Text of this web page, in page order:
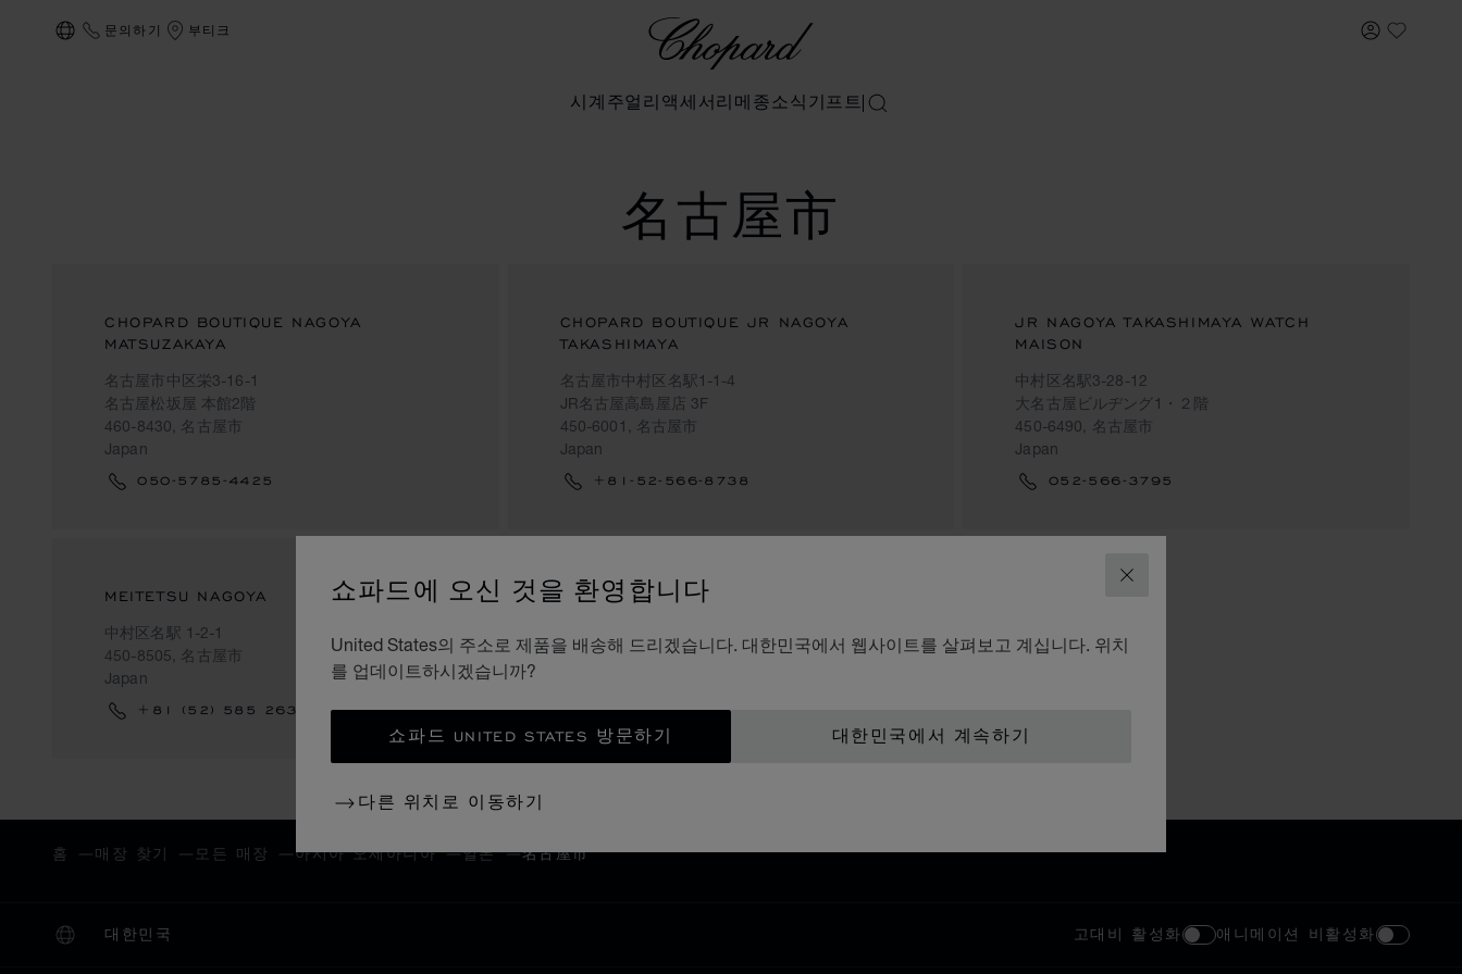
닫기
쇼파드에 오신 것을 환영합니다
United States의 주소로 제품을 배송해 드리겠습니다. 대한민국에서 웹사이트를 살펴보고 계십니다. 위치
를 업데이트하시겠습니까?
쇼파드 UNITED STATES 방문하기 대한민국에서 계속하기
다른 위치로 이동하기
현지화(국가 변경)
문의하기 부티크 내 계정
My
시계 주얼리 액세서리 메종소식 기프트검색
名古屋市
CHOPARD BOUTIQUE NAGOYA
MATSUZAKAYA
名古屋市中区栄3-16-1
名古屋松坂屋 本館2階
460-8430, 名古屋市
Japan
050-5785-4425
CHOPARD BOUTIQUE JR NAGOYA
TAKASHIMAYA
名古屋市中村区名駅1-1-4
JR名古屋高島屋店 3F
450-6001, 名古屋市
Japan
+81-52-566-8738
JR NAGOYA TAKASHIMAYA WATCH
MAISON
中村区名駅3-28-12
大名古屋ビルヂング1・２階
450-6490, 名古屋市
Japan
052-566-3795
MEITETSU NAGOYA
中村区名駅 1-2-1
450-8505, 名古屋市
Japan
+81 (52) 585 2635
MITSUKOSHI NAGOYA
460-8669, 名古屋市
+81 (52) 252 1111
홈 매장 찾기 모든 매장 아시아 오세아니아 일본 名古屋市
대한민국
현지화(국가 변경)
국가 변경 고대비 활성화 애니메이션 비활성화